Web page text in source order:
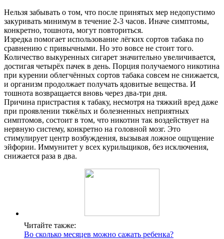
Нельзя забывать о том, что после принятых мер недопустимо
закуривать минимум в течение 2-3 часов. Иначе симптомы,
конкретно, тошнота, могут повториться.
Изредка помогает использование лёгких сортов табака по
сравнению с привычными. Но это вовсе не стоит того.
Количество выкуренных сигарет значительно увеличивается,
достигая четырёх пачек в день. Порция получаемого никотина
при курении облегчённых сортов табака совсем не снижается,
и организм продолжает получать ядовитые вещества. И
тошнота возвращается вновь через два-три дня.
Причина пристрастия к табаку, несмотря на тяжкий вред даже
при проявлении тяжёлых и болезненных неприятных
симптомов, состоит в том, что никотин так воздействует на
нервную систему, конкретно на головной мозг. Это
стимулирует центр возбуждения, вызывая ложное ощущение
эйфории. Иммунитет у всех курильщиков, без исключения,
снижается раза в два.
Читайте также:
Во сколько месяцев можно сажать ребенка?